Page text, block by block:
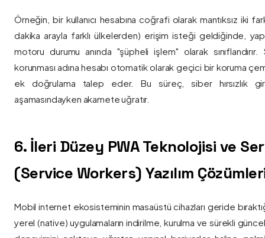
Örneğin, bir kullanıcı hesabına coğrafi olarak mantıksız iki
dakika arayla farklı ülkelerden) erişim isteği geldiğinde,
motoru durumu anında "şüpheli işlem" olarak sınıflandırır.
korunması adına hesabı otomatik olarak geçici bir koruma
ek doğrulama talep eder. Bu süreç, siber hırsızlık
aşamasındayken akamete uğratır.
6. İleri Düzey PWA Teknolojisi ve
(Service Workers) Yazılım
Mobil internet ekosisteminin masaüstü cihazları geride
yerel (native) uygulamaların indirilme, kurulma ve sürekli